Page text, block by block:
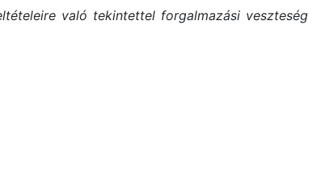
való tekintettel forgalmazási veszteség